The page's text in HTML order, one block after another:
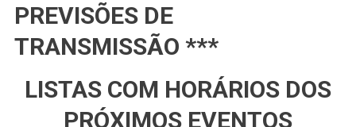
PREVISÕES DE
TRANSMISSÃO ***
LISTAS COM HORÁRIOS DOS
PRÓXIMOS EVENTOS